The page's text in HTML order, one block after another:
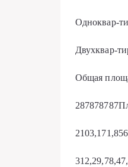
Одноквар-
Двухквар-
Общая